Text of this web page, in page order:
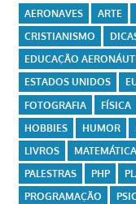
AERONAVES ARTE
CRISTIANISMO
EDUCAÇÃO
ESTADOS UNIDOS
FOTOGRAFIA
FÍSICA
HOBBIES
HUMOR
LIVROS
MATEMÁTICA
PALESTRAS
PHP
PROGRAMAÇÃO